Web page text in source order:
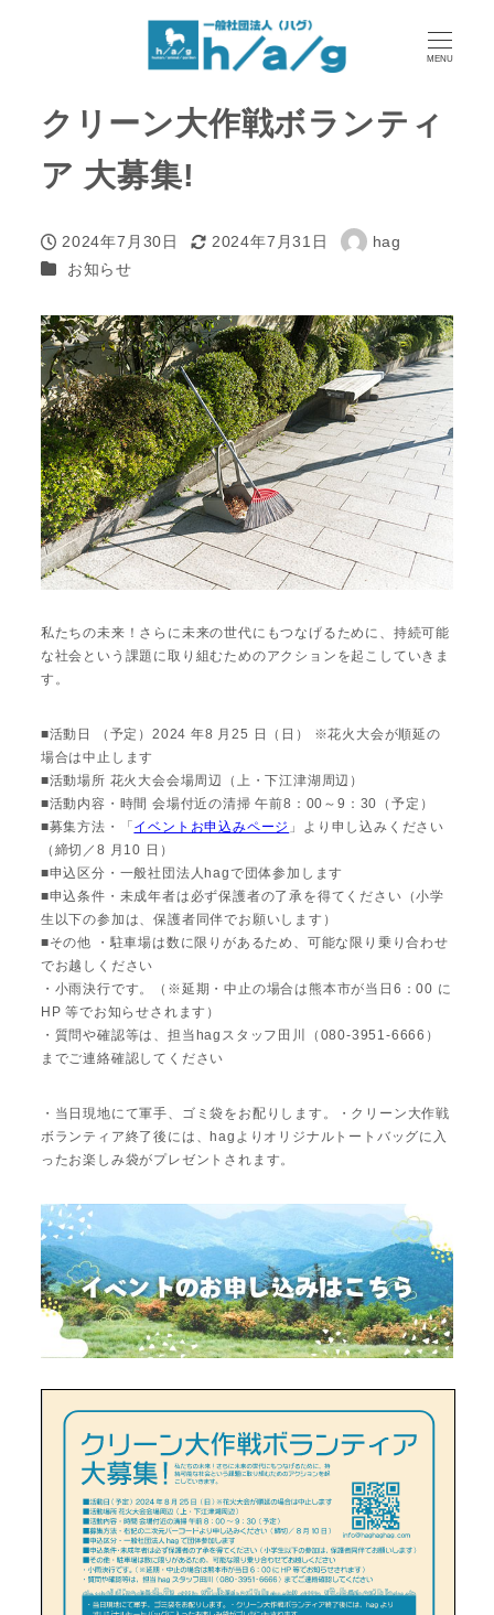
MENU
クリーン大作戦ボランティ
ア 大募集!
投稿日
2024年7月30日
更新日
2024年7月31日
著
hag
カテゴリー
お知らせ
私たちの未来！さらに未来の世代にもつなげるために、持続可能
な社会という課題に取り組むためのアクションを起こしていきま
す。
■活動日 （予定）2024 年8 月25 日（日） ※花火大会が順延の
場合は中止します
■活動場所 花火大会会場周辺（上・下江津湖周辺）
■活動内容・時間 会場付近の清掃 午前8：00～9：30（予定）
■募集方法・「 イベントお申込みページ 」より申し込みください
（締切／8 月10 日）
■申込区分・一般社団法人hagで団体参加します
■申込条件・未成年者は必ず保護者の了承を得てください（小学
生以下の参加は、保護者同伴でお願いします）
■その他 ・駐車場は数に限りがあるため、可能な限り乗り合わせ
でお越しください
・小雨決行です。（※延期・中止の場合は熊本市が当日6：00 に
HP 等でお知らせされます）
・質問や確認等は、担当hagスタッフ田川（080-3951-6666）
までご連絡確認してください
・当日現地にて軍手、ゴミ袋をお配りします。・クリーン大作戦
ボランティア終了後には、hagよりオリジナルトートバッグに入
ったお楽しみ袋がプレゼントされます。